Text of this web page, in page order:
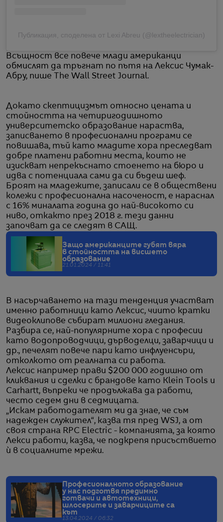
Публикация, споделена от Lexi Abreu (@lextheelectrician)
Всъщност все повече млади американци
обмислят да тръгнат по пътя на Лексис Чумак-
Абру, пише The Wall Street Journal.
Докато скептицизмът относно цената и
стойността на четиригодишното
университетско образование нараства,
записването в професионални програми се
повишава, тъй като младите хора преследват
добре платени работни места, които не
изискват непрекъснато стоенето на бюро и
идва с потенциала сами да си бъдеш шеф.
Броят на младежите, записали се в обществени
колежи с професионална насоченост, е нараснал
с 16% миналата година до най-високото си
ниво, откакто през 2018 г. тези данни
започват да се следят в САЩ.
Защо американците губят вяра
в стойността на висшето
образование
21.01.2024 / 11:41
В насърчаването на тази тенденция участват
именно работници като Лексис, чиито кратки
видеоклипове събират милиони гледания.
Разбира се, най-популярните хора с професии
като водопроводчици, дърводелци, заварчици и
др., печелят повече пари като инфлуенсъри,
отколкото от реалната си работа.
Лексис например прави $200 000 годишно от
кликвания и сделки с брандове като Klein Tools и
Carhartt, въпреки че продължава да работи,
често седем дни в седмицата.
„Искам работодателят ми да знае, че съм
надежден служител“, казва тя пред WSJ, а от
своя страна RPC Electric - компанията, за която
Лекси работи, казва, че подкрепя присъствието
ѝ в социалните мрежи.
Професионалното образование
у нас подготвя предимно
готвачи и автотехници,
шлосерите и заварчиците са
кът
13.04.2024 / 06:32